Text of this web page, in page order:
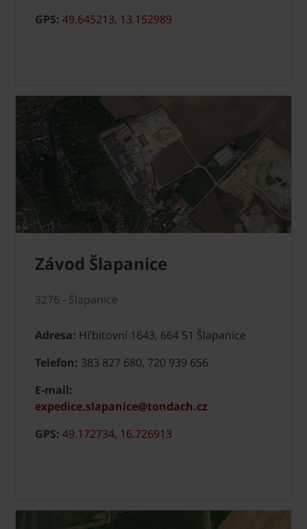
GPS: 49.645213, 13.152989
Závod Šlapanice
3276 - Šlapanice
Adresa: Hřbitovní 1643, 664 51 Šlapanice
Telefon: 383 827 680, 720 939 656
E-mail:
expedice.slapanice@tondach.cz
GPS: 49.172734, 16.726913